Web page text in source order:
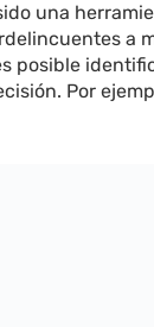
una
a
posible
Por